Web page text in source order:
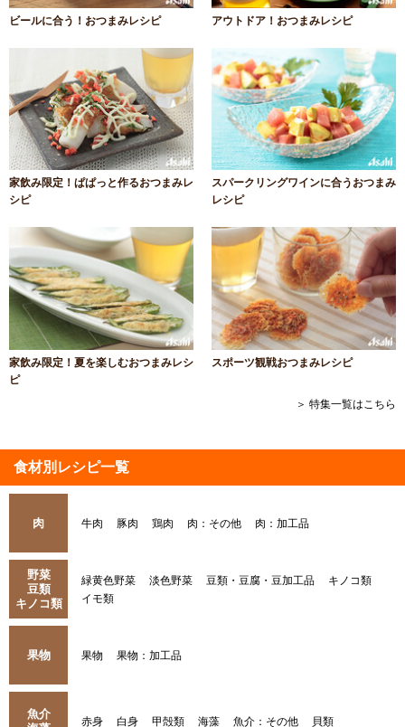
ビールに合う！おつまみレシピ アウトドア！おつまみレシピ
家飲み限定！ぱぱっと作るおつまみレ
シピ
スパークリングワインに合うおつまみ
レシピ
家飲み限定！夏を楽しむおつまみレシ
ピ
スポーツ観戦おつまみレシピ
＞ 特集一覧はこちら
食材別レシピ一覧
肉 牛肉 豚肉 鶏肉 肉：その他 肉：加工品
野菜
豆類
キノコ類
緑黄色野菜 淡色野菜 豆類・豆腐・豆加工品
キノコ類
イモ類
果物 果物 果物：加工品
魚介
赤身 白身 甲殻類 海藻 魚介：その他 貝類